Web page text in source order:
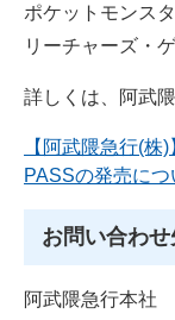
ポケットモンス
リーチャーズ・
詳しくは、阿武
【阿武隈急行(
PASSの発売につ
お問い合わせ
阿武隈急行本社